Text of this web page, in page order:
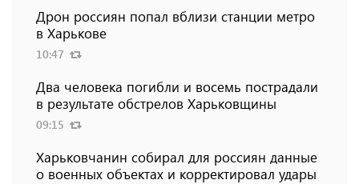
Дрон россиян попал вблизи станции метро
в Харькове
10:47
Два человека погибли и восемь пострадали
в результате обстрелов Харьковщины
09:15
Харьковчанин собирал для россиян данные
о военных объектах и ​​корректировал удары